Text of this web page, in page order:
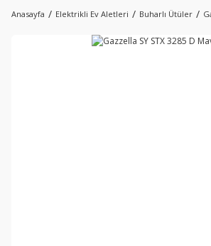
Anasayfa Elektrikli Ev Aletleri Buharlı Ütüler